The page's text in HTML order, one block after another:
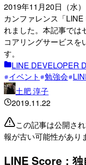
2019年11月20日（水
カンファレンス「
れました。本記事では
コアリングサービスを
す。
LINE DEVELOPER
イベント
勉強会
土肥 淳子
2019.11.22
この記事は公開さ
報が古い可能性があり
LINE Score：